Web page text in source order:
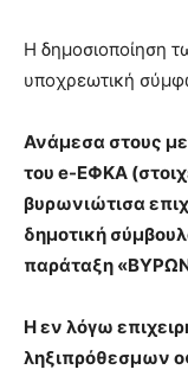
Η δημοσιοποίηση
υποχρεωτική
Ανάμεσα στους
του e-ΕΦΚΑ
βυρωνιώτισα
δημοτική
παράταξη
Η εν λόγω
ληξιπρόθεσμων